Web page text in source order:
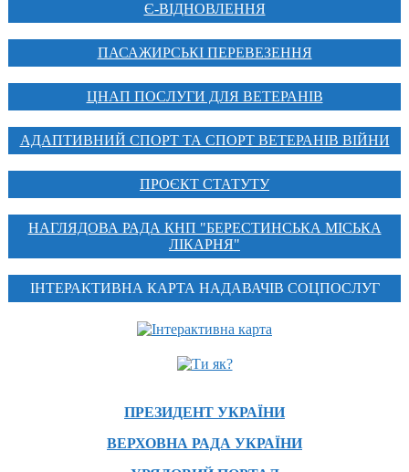
Є-ВІДНОВЛЕННЯ
ПАСАЖИРСЬКІ ПЕРЕВЕЗЕННЯ
ЦНАП ПОСЛУГИ ДЛЯ ВЕТЕРАНІВ
АДАПТИВНИЙ СПОРТ ТА СПОРТ ВЕТЕРАНІВ ВІЙНИ
ПРОЄКТ СТАТУТУ
НАГЛЯДОВА РАДА КНП "БЕРЕСТИНСЬКА МІСЬКА
ЛІКАРНЯ"
ІНТЕРАКТИВНА КАРТА НАДАВАЧІВ СОЦПОСЛУГ
ПРЕЗИДЕНТ УКРАЇНИ
ВЕРХОВНА РАДА УКРАЇНИ